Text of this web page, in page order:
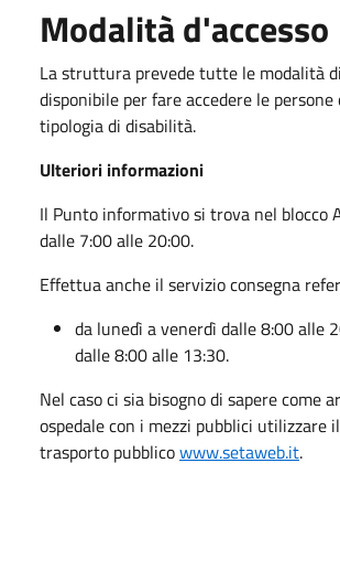
Modalità d'accesso
La struttura prevede tutte le modalità
disponibile per fare accedere le persone
tipologia di disabilità.
Ulteriori informazioni
Il Punto informativo si trova nel blocco
dalle 7:00 alle 20:00.
Effettua anche il servizio consegna
da lunedì a venerdì dalle 8:00 alle
dalle 8:00 alle 13:30.
Nel caso ci sia bisogno di sapere come
ospedale con i mezzi pubblici utilizzare
trasporto pubblicowww.setaweb.it.